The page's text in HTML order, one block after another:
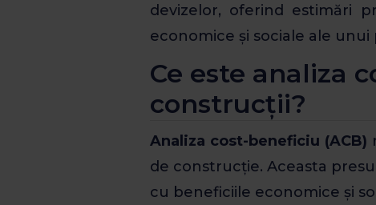
devizelor, oferind estimări
economice și sociale ale unui
Ce este analiza
construcții?
Analiza cost-beneficiu (ACB)
de construcție. Aceasta
cu beneficiile economice și